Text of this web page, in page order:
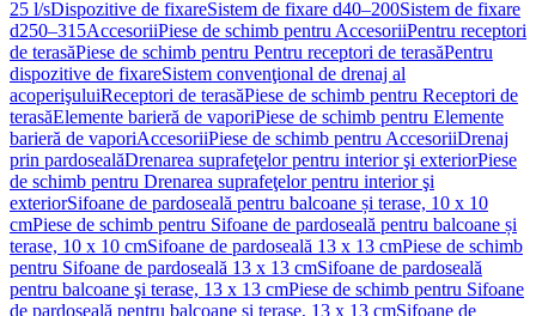
25 l/sDispozitive de fixareSistem de fixare d40–200Sistem de fixare
d250–315AccesoriiPiese de schimb pentru AccesoriiPentru receptori
de terasăPiese de schimb pentru Pentru receptori de terasăPentru
dispozitive de fixareSistem convenţional de drenaj al
acoperişuluiReceptori de terasăPiese de schimb pentru Receptori de
terasăElemente barieră de vaporiPiese de schimb pentru Elemente
barieră de vaporiAccesoriiPiese de schimb pentru AccesoriiDrenaj
prin pardosealăDrenarea suprafeţelor pentru interior şi exteriorPiese
de schimb pentru Drenarea suprafeţelor pentru interior şi
exteriorSifoane de pardoseală pentru balcoane și terase, 10 x 10
cmPiese de schimb pentru Sifoane de pardoseală pentru balcoane și
terase, 10 x 10 cmSifoane de pardoseală 13 x 13 cmPiese de schimb
pentru Sifoane de pardoseală 13 x 13 cmSifoane de pardoseală
pentru balcoane şi terase, 13 x 13 cmPiese de schimb pentru Sifoane
de pardoseală pentru balcoane şi terase, 13 x 13 cmSifoane de